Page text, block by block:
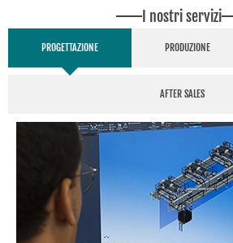
I nostri servizi
PROGETTAZIONE PRODUZIONE
AFTER SALES